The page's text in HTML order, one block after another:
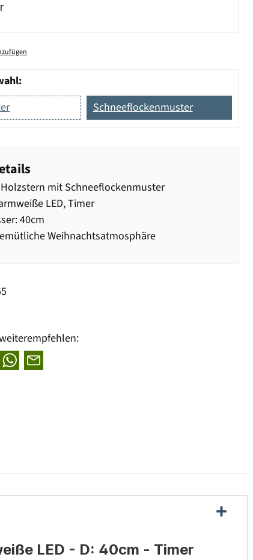
Schneeflockenmuster
mit Schneeflockenmuster
LED, Timer
40cm
Weihnachtsatmosphäre
LED - D: 40cm - Timer